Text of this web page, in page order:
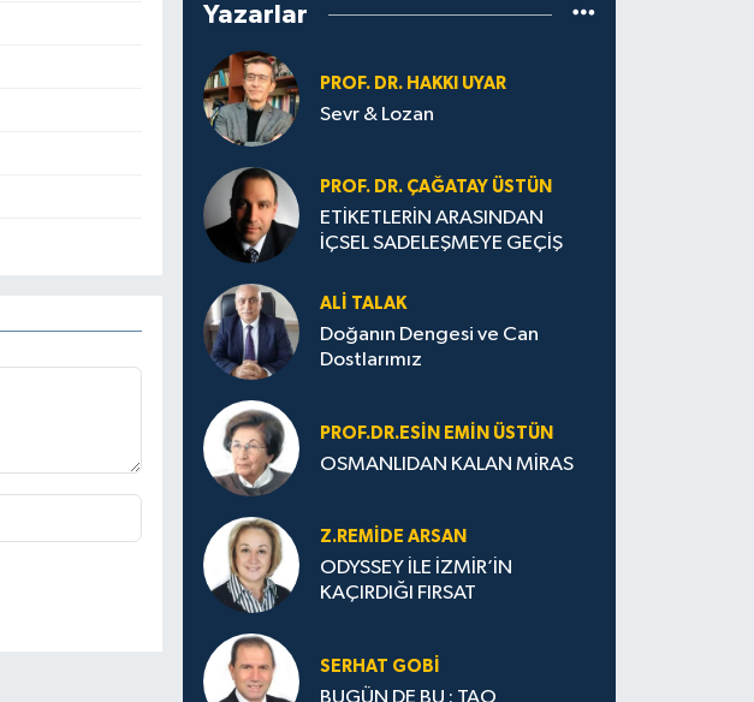
Yazarlar
PROF. DR. HAKKI UYAR
Sevr & Lozan
PROF. DR. ÇAĞATAY ÜSTÜN
ETİKETLERİN ARASINDAN
İÇSEL SADELEŞMEYE GEÇİŞ
ALI TALAK
Doğanın Dengesi ve Can
Dostlarımız
PROF.DR.ESIN EMIN ÜSTÜN
OSMANLIDAN KALAN MİRAS
Z.REMIDE ARSAN
ODYSSEY İLE İZMİR’İN
KAÇIRDIĞI FIRSAT
SERHAT GOBİ
BUGÜN DE BU : TAO